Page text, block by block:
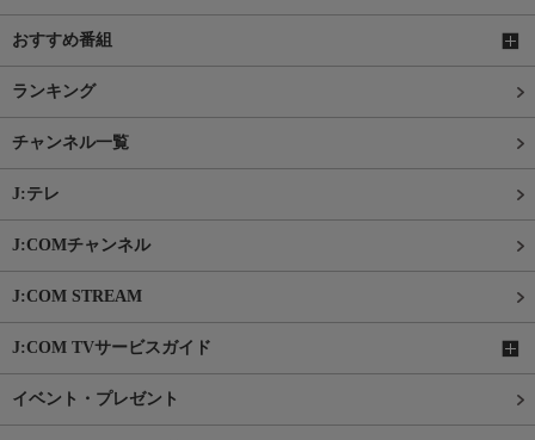
おすすめ番組
ランキング
チャンネル一覧
J:テレ
J:COMチャンネル
J:COM STREAM
J:COM TVサービスガイド
イベント・プレゼント